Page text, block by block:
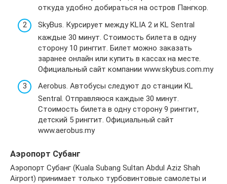
откуда удобно добираться на остров Пангкор.
SkyBus. Курсирует между KLIA 2 и KL Sentral
каждые 30 минут. Стоимость билета в одну
сторону 10 ринггит. Билет можно заказать
заранее онлайн или купить в кассах на месте.
Официальный сайт компании www.skybus.com.my
Aerobus. Автобусы следуют до станции KL
Sentral. Отправляюся каждые 30 минут.
Стоимость билета в одну сторону 9 ринггит,
детский 5 ринггит. Официальный сайт
www.aerobus.my
Аэропорт Субанг
Аэропорт Субанг (Kuala Subang Sultan Abdul Aziz Shah
Airport) принимает только турбовинтовые самолеты и